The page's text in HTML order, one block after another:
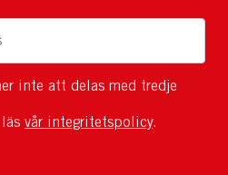
inte att delas med tredje
vår integritetspolicy.